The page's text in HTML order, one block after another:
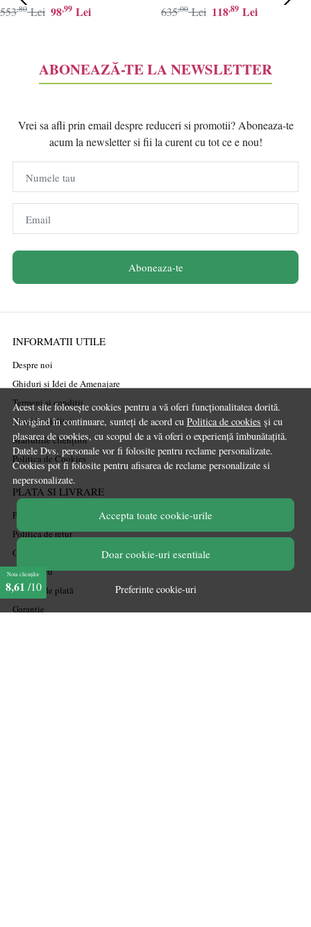
Acest site folosește cookies pentru a vă oferi funcționalitatea dorită.
Navigând în continuare, sunteți de acord cu Politica de cookies și cu
plasarea de cookies, cu scopul de a vă oferi o experiență îmbunătațită.
Datele Dvs. personale vor fi folosite pentru reclame personalizate.
Cookies pot fi folosite pentru afisarea de reclame personalizate si
nepersonalizate.
Accepta toate cookie-urile
Doar cookie-uri esentiale
Preferinte cookie-uri
98,99 Lei
553,80 Lei 118,89 Lei
635,00 Lei
ABONEAZĂ-TE LA NEWSLETTER
Vrei sa afli prin email despre reduceri si promotii? Aboneaza-te
acum la newsletter si fii la curent cu tot ce e nou!
Numele tau
Email
Aboneaza-te
INFORMATII UTILE
Despre noi
Ghiduri și Idei de Amenajare
Termeni și condiții
Confidențialitate
Mărturiile clienților
Politica de Cookies
PLATA SI LIVRARE
Politica de transport
Politica de retur
Cum cumpăr
Coșul meu
Metode de plată
Garanție
Nota clienților
8,61 /10